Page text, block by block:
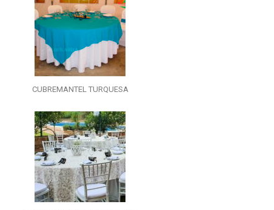
CUBREMANTEL TURQUESA